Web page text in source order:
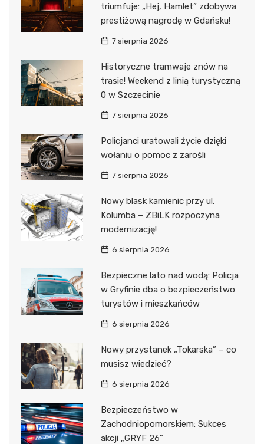
triumfuje: „Hej, Hamlet” zdobywa
prestiżową nagrodę w Gdańsku!
7 sierpnia 2026
Historyczne tramwaje znów na
trasie! Weekend z linią turystyczną
0 w Szczecinie
7 sierpnia 2026
Policjanci uratowali życie dzięki
wołaniu o pomoc z zarośli
7 sierpnia 2026
Nowy blask kamienic przy ul.
Kolumba – ZBiLK rozpoczyna
modernizację!
6 sierpnia 2026
Bezpieczne lato nad wodą: Policja
w Gryfinie dba o bezpieczeństwo
turystów i mieszkańców
6 sierpnia 2026
Nowy przystanek „Tokarska” – co
musisz wiedzieć?
6 sierpnia 2026
Bezpieczeństwo w
Zachodniopomorskiem: Sukces
akcji „GRYF 26”